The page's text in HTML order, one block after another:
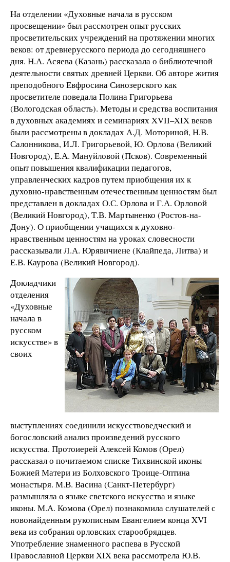
На отделении «Духовные начала в русском
просвещении» был рассмотрен опыт русских
просветительских учреждений на протяжении многих
веков: от древнерусского периода до сегодняшнего
дня. Н.А. Асяева (Казань) рассказала о библиотечной
деятельности святых древней Церкви. Об авторе жития
преподобного Евфросина Синозерского как
просветителе поведала Полина Григорьева
(Вологодская область). Методы и средства воспитания
в духовных академиях и семинариях XVII–XIX веков
были рассмотрены в докладах А.Д. Моториной, Н.В.
Салонникова, И.Л. Григорьевой, Ю. Орлова (Великий
Новгород), Е.А. Мануйловой (Псков). Современный
опыт повышения квалификации педагогов,
управленческих кадров путем приобщения их к
духовно-нравственным отечественным ценностям был
представлен в докладах О.С. Орлова и Г.А. Орловой
(Великий Новгород), Т.В. Мартыненко (Ростов-на-
Дону). О приобщении учащихся к духовно-
нравственным ценностям на уроках словесности
рассказывали Л.А. Юрявичиене (Клайпеда, Литва) и
Е.В. Каурова (Великий Новгород).
Докладчики
отделения
«Духовные
начала в
русском
искусстве» в
своих
выступлениях соединили искусствоведческий и
богословский анализ произведений русского
искусства. Протоиерей Алексей Комов (Орел)
рассказал о почитаемом списке Тихвинской иконы
Божией Матери из Болховского Троице-Оптина
монастыря. М.В. Васина (Санкт-Петербург)
размышляла о языке светского искусства и языке
иконы. М.А. Комова (Орел) познакомила слушателей с
новонайденным рукописным Евангелием конца XVI
века из собрания орловских старообрядцев.
Употребление знаменного распева в Русской
Православной Церкви XIX века рассмотрела Ю.В.